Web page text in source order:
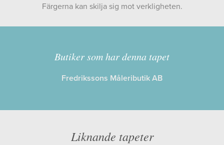
Kollektion:
Avington 1838
Information
Längd x Bredd: 10,05 x 0,52
Färgerna kan skilja sig mot verkligheten.
Butiker som har denna tapet
Fredrikssons Måleributik AB
Liknande tapeter